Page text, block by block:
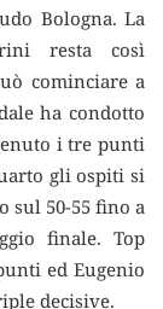
Bologna. La
resta così
cominciare a
ha condotto
i tre punti
gli ospiti si
sul 50-55 fino a
finale. Top
ed Eugenio
decisive.